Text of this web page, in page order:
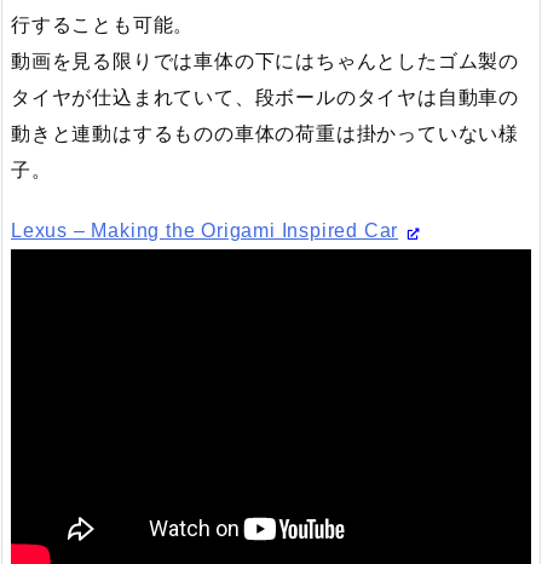
行することも可能。
動画を見る限りでは車体の下にはちゃんとしたゴム製の
タイヤが仕込まれていて、段ボールのタイヤは自動車の
動きと連動はするものの車体の荷重は掛かっていない様
子。
Lexus – Making the Origami Inspired Car